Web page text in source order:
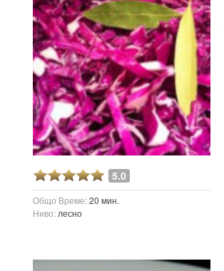
5.0
Общо Време:20 мин.
Ниво: лесно